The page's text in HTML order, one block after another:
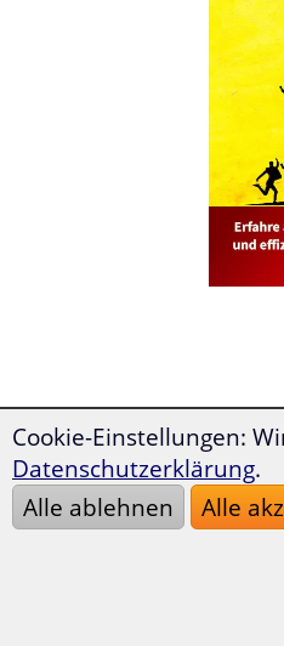
Cookie-Einstellungen:
Datenschutzerklärung.
Alle ablehnen
Alle